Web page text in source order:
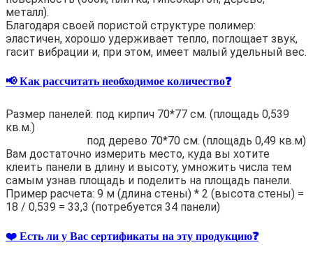
металл).
Благодаря своей пористой структуре полимер:
эластичен, хорошо удерживает тепло, поглощает звук,
гасит вибрации и, при этом, имеет малый удельный вес.
📢 Как рассчитать необходимое количество❓
Размер панелей: под кирпич 70*77 см. (площадь 0,539
кв.м.)
под дерево 70*70 см. (площадь 0,49 кв.м)
Вам достаточно измерить место, куда вы хотите
клеить панели в длину и высоту, умножить числа тем
самым узнав площадь и поделить на площадь панели.
Пример расчета: 9 м (длина стены) * 2 (высота стены) =
18 / 0,539 = 33,3 (потребуется 34 панели)
❤️ Есть ли у Вас сертификаты на эту продукцию❓